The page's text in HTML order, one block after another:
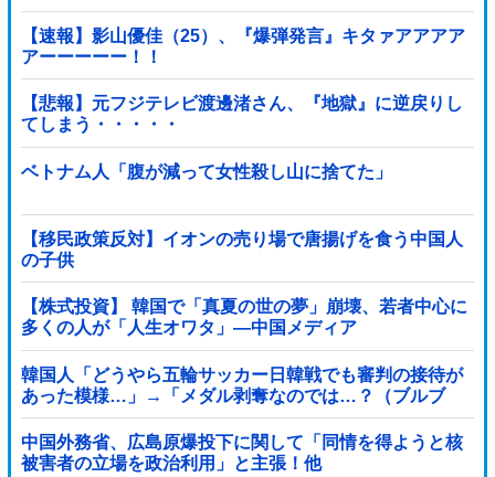
【速報】影山優佳（25）、『爆弾発言』キタァアアアア
アーーーーー！！
【悲報】元フジテレビ渡邊渚さん、『地獄』に逆戻りし
てしまう・・・・・
ベトナム人「腹が減って女性殺し山に捨てた」
【移民政策反対】イオンの売り場で唐揚げを食う中国人
の子供
【株式投資】 韓国で「真夏の世の夢」崩壊、若者中心に
多くの人が「人生オワタ」―中国メディア
韓国人「どうやら五輪サッカー日韓戦でも審判の接待が
あった模様…」→「メダル剥奪なのでは…？（ブルブ
ル」＝韓国の反応
中国外務省、広島原爆投下に関して「同情を得ようと核
被害者の立場を政治利用」と主張！他